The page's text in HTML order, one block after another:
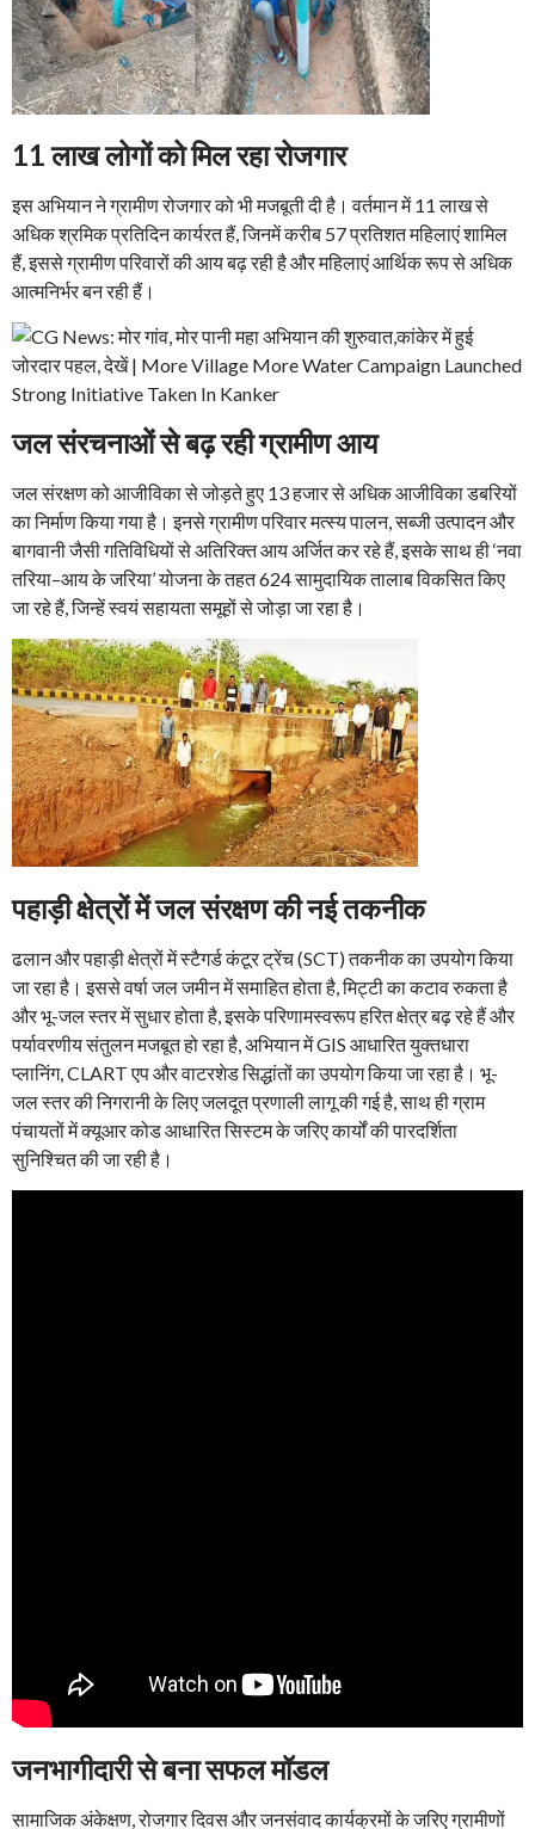
11 लाख लोगों को मिल रहा रोजगार
इस अभियान ने ग्रामीण रोजगार को भी मजबूती दी है। वर्तमान में 11 लाख से
अधिक श्रमिक प्रतिदिन कार्यरत हैं, जिनमें करीब 57 प्रतिशत महिलाएं शामिल
हैं, इससे ग्रामीण परिवारों की आय बढ़ रही है और महिलाएं आर्थिक रूप से अधिक
आत्मनिर्भर बन रही हैं।
जल संरचनाओं से बढ़ रही ग्रामीण आय
जल संरक्षण को आजीविका से जोड़ते हुए 13 हजार से अधिक आजीविका डबरियों
का निर्माण किया गया है। इनसे ग्रामीण परिवार मत्स्य पालन, सब्जी उत्पादन और
बागवानी जैसी गतिविधियों से अतिरिक्त आय अर्जित कर रहे हैं, इसके साथ ही ‘नवा
तरिया–आय के जरिया’ योजना के तहत 624 सामुदायिक तालाब विकसित किए
जा रहे हैं, जिन्हें स्वयं सहायता समूहों से जोड़ा जा रहा है।
पहाड़ी क्षेत्रों में जल संरक्षण की नई तकनीक
ढलान और पहाड़ी क्षेत्रों में स्टैगर्ड कंटूर ट्रेंच (SCT) तकनीक का उपयोग किया
जा रहा है। इससे वर्षा जल जमीन में समाहित होता है, मिट्टी का कटाव रुकता है
और भू-जल स्तर में सुधार होता है, इसके परिणामस्वरूप हरित क्षेत्र बढ़ रहे हैं और
पर्यावरणीय संतुलन मजबूत हो रहा है, अभियान में GIS आधारित युक्तधारा
प्लानिंग, CLART एप और वाटरशेड सिद्धांतों का उपयोग किया जा रहा है। भू-
जल स्तर की निगरानी के लिए जलदूत प्रणाली लागू की गई है, साथ ही ग्राम
पंचायतों में क्यूआर कोड आधारित सिस्टम के जरिए कार्यों की पारदर्शिता
सुनिश्चित की जा रही है।
जनभागीदारी से बना सफल मॉडल
सामाजिक अंकेक्षण, रोजगार दिवस और जनसंवाद कार्यक्रमों के जरिए ग्रामीणों